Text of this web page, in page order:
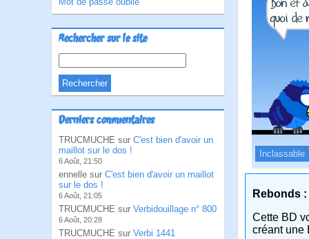
Rechercher sur le site
Derniers commentaires
TRUCMUCHE sur C'est bien d'avoir un
maillot sur le dos !
6 Août, 21:50
ennelle sur C'est bien d'avoir un maillot
sur le dos !
6 Août, 21:05
TRUCMUCHE sur Verbidouillage n° 800
6 Août, 20:28
TRUCMUCHE sur Verbi 1441
Inclassable
Rebonds :
Cette BD
créant une